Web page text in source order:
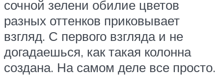
сочной зелени обилие цветов
разных оттенков приковывает
взгляд. С первого взгляда и не
догадаешься, как такая колонна
создана. На самом деле все просто.